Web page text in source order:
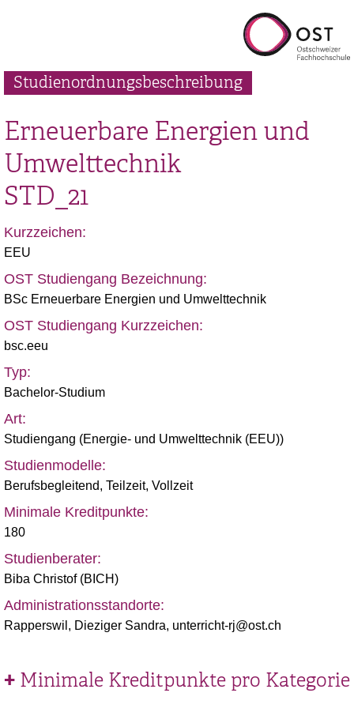
Studienordnungsbeschreibung
Erneuerbare Energien und
Umwelttechnik
STD_21
Kurzzeichen:
EEU
OST Studiengang Bezeichnung:
BSc Erneuerbare Energien und Umwelttechnik
OST Studiengang Kurzzeichen:
bsc.eeu
Typ:
Bachelor-Studium
Art:
Studiengang (Energie- und Umwelttechnik (EEU))
Studienmodelle:
Berufsbegleitend, Teilzeit, Vollzeit
Minimale Kreditpunkte:
180
Studienberater:
Biba Christof (BICH)
Administrationsstandorte:
Rapperswil, Dieziger Sandra, unterricht-rj@ost.ch
Minimale Kreditpunkte pro Kategorie